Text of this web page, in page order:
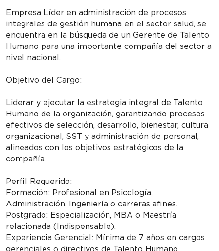
Empresa Líder en administración de procesos
integrales de gestión humana en el sector salud, se
encuentra en la búsqueda de un Gerente de Talento
Humano para una importante compañía del sector a
nivel nacional.
Objetivo del Cargo:
Liderar y ejecutar la estrategia integral de Talento
Humano de la organización, garantizando procesos
efectivos de selección, desarrollo, bienestar, cultura
organizacional, SST y administración de personal,
alineados con los objetivos estratégicos de la
compañía.
Perfil Requerido:
Formación: Profesional en Psicología,
Administración, Ingeniería o carreras afines.
Postgrado: Especialización, MBA o Maestría
relacionada (Indispensable).
Experiencia Gerencial: Mínima de 7 años en cargos
gerenciales o directivos de Talento Humano.